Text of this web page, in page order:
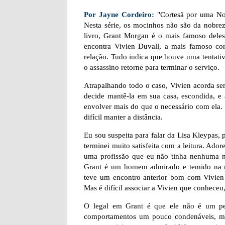
Por Jayne Cordeiro: "Cortesã por uma
Nesta série, os mocinhos não são da
livro, Grant Morgan é o mais famoso
encontra Vivien Duvall, a mais famoso
relação. Tudo indica que houve uma
o assassino retorne para terminar o serviço.
Atrapalhando todo o caso, Vivien acorda
decide mantê-la em sua casa, escondida,
envolver mais do que o necessário com
difícil manter a distância.
Eu sou suspeita para falar da Lisa Kleypas,
terminei muito satisfeita com a leitura.
uma profissão que eu não tinha
Grant é um homem admirado e temido na
teve um encontro anterior bom com
Mas é difícil associar a Vivien que
O legal em Grant é que ele não é um
comportamentos um pouco condenáveis,